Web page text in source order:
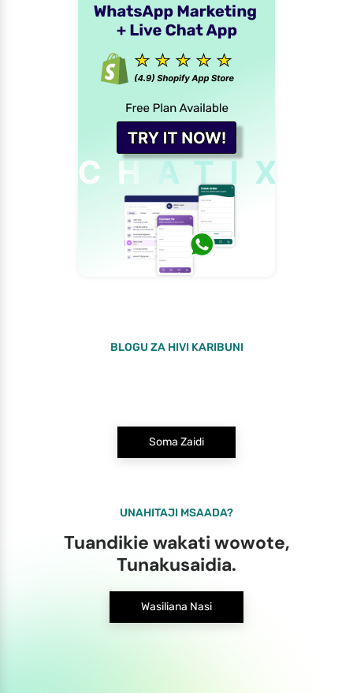
BLOGU ZA HIVI KARIBUNI
Soma Zaidi
UNAHITAJI MSAADA?
Tuandikie wakati wowote,
Tunakusaidia.
Wasiliana Nasi